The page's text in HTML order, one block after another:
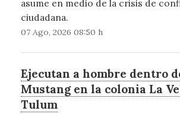
asume en medio de la crisis de
ciudadana.
07 Ago, 2026 08:50 h
Ejecutan a hombre dentro
Mustang en la colonia La
Tulum